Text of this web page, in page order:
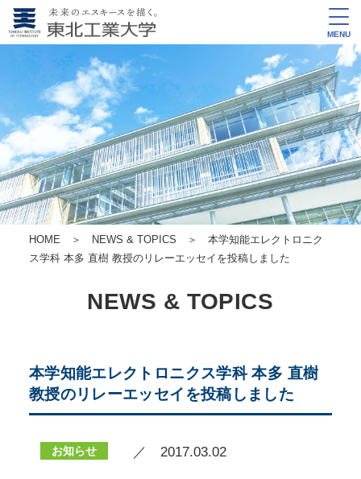
MENU
HOME ＞ NEWS & TOPICS ＞ 本学知能エレクトロニク
ス学科 本多 直樹 教授のリレーエッセイを投稿しました
NEWS & TOPICS
本学知能エレクトロニクス学科 本多 直樹
教授のリレーエッセイを投稿しました
お知らせ ／ 2017.03.02